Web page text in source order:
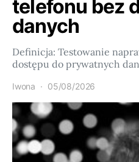
telefonu bez
danych
Definicja: Testowanie
dostępu do prywatnych
Iwona 05/08/2026